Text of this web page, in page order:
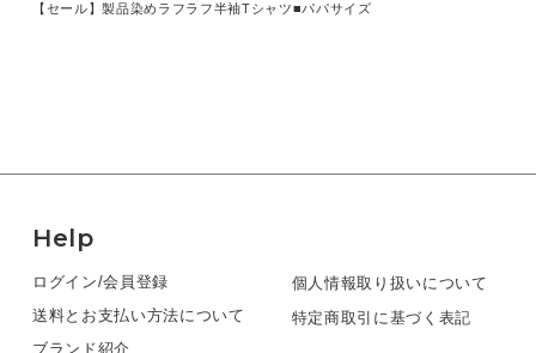
【セール】製品染めラフラフ半袖Tシャツ■パパサイズ
Help
ログイン/会員登録
送料とお支払い方法について
ブランド紹介
個人情報取り扱いについて
特定商取引に基づく表記